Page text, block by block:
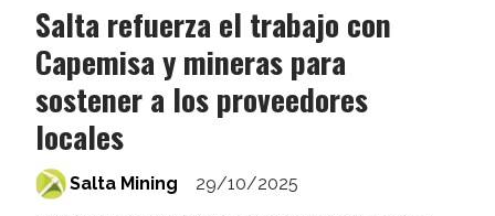
Salta refuerza el trabajo con
Capemisa y mineras para
sostener a los proveedores
locales
29/10/2025
Salta Mining